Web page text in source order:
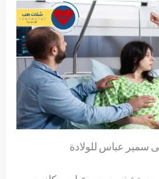
عباس للولادة